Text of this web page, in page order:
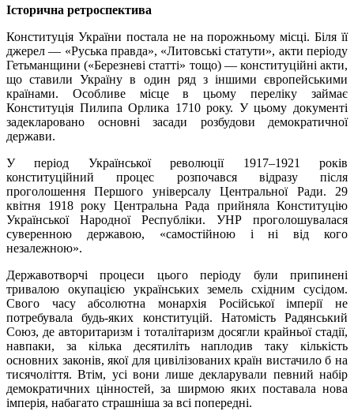
Історична ретроспектива
Конституція України постала не на порожньому місці. Біля її
джерел — «Руська правда», «Литовські статути», акти періоду
Гетьманщини («Березневі статті» тощо) — конституційні акти,
що ставили Україну в один ряд з іншими європейськими
країнами. Особливе місце в цьому переліку займає
Конституція Пилипа Орлика 1710 року. У цьому документі
задекларовано основні засади розбудови демократичної
держави.
У період Української революції 1917–1921 років
конституційний процес розпочався відразу після
проголошення Першого універсалу Центральної Ради. 29
квітня 1918 року Центральна Рада прийняла Конституцію
Української Народної Республіки. УНР проголошувалася
суверенною державою, «самостійною і ні від кого
незалежною».
Державотворчі процеси цього періоду були припинені
тривалою окупацією українських земель східним сусідом.
Свого часу абсолютна монархія Російської імперії не
потребувала будь-яких конституцій. Натомість Радянський
Союз, де авторитаризм і тоталітаризм досягли крайньої стадії,
навпаки, за кілька десятиліть наплодив таку кількість
основних законів, якої для цивілізованих країн вистачило б на
тисячоліття. Втім, усі вони лише декларували певний набір
демократичних цінностей, за ширмою яких поставала нова
імперія, набагато страшніша за всі попередні.